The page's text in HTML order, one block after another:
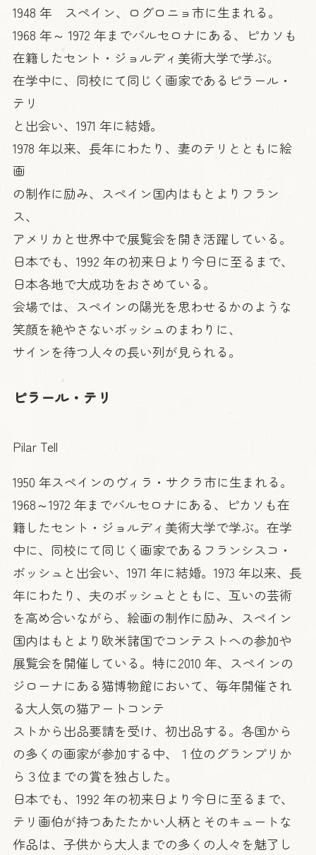
1948 年 スペイン、ログロニョ市に生まれる。
1968 年～ 1972 年までバルセロナにある、ピカソも
在籍したセント・ジョルディ美術大学で学ぶ。
在学中に、同校にて同じく画家であるピラール・
テリ
と出会い、1971 年に結婚。
1978 年以来、長年にわたり、妻のテリとともに絵
画
の制作に励み、スペイン国内はもとよりフラン
ス、
アメリカと世界中で展覧会を開き活躍している。
日本でも、1992 年の初来日より今日に至るまで、
日本各地で大成功をおさめている。
会場では、スペインの陽光を思わせるかのような
笑顔を絶やさないボッシュのまわりに、
サインを待つ人々の長い列が見られる。
ピラール・テリ
Pilar Tell
1950 年スペインのヴィラ・サクラ市に生まれる。
1968～1972 年までバルセロナにある、ピカソも在
籍したセント・ジョルディ美術大学で学ぶ。在学
中に、同校にて同じく画家であるフランシスコ・
ボッシュと出会い、1971 年に結婚。1973 年以来、長
年にわたり、夫のボッシュとともに、互いの芸術
を高め合いながら、絵画の制作に励み、スペイン
国内はもとより欧米諸国でコンテストへの参加や
展覧会を開催している。特に2010 年、スペインの
ジローナにある猫博物館において、毎年開催され
る大人気の猫アートコンテ
ストから出品要請を受け、初出品する。各国から
の多くの画家が参加する中、１位のグランプリか
ら３位までの賞を独占した。
日本でも、1992 年の初来日より今日に至るまで、
テリ画伯が持つあたたかい人柄とそのキュートな
作品は、子供から大人までの多くの人々を魅了し